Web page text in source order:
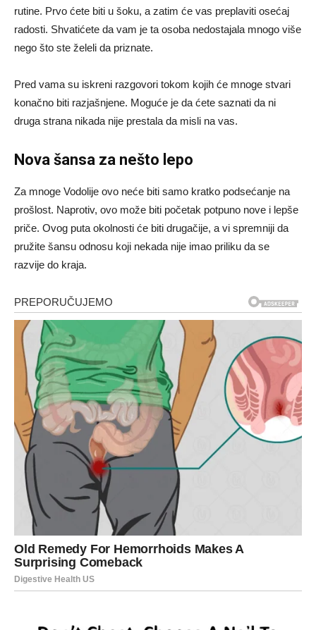
rutine. Prvo ćete biti u šoku, a zatim će vas preplaviti osećaj
radosti. Shvatićete da vam je ta osoba nedostajala mnogo više
nego što ste želeli da priznate.
Pred vama su iskreni razgovori tokom kojih će mnoge stvari
konačno biti razjašnjene. Moguće je da ćete saznati da ni
druga strana nikada nije prestala da misli na vas.
Nova šansa za nešto lepo
Za mnoge Vodolije ovo neće biti samo kratko podsećanje na
prošlost. Naprotiv, ovo može biti početak potpuno nove i lepše
priče. Ovog puta okolnosti će biti drugačije, a vi spremniji da
pružite šansu odnosu koji nekada nije imao priliku da se
razvije do kraja.